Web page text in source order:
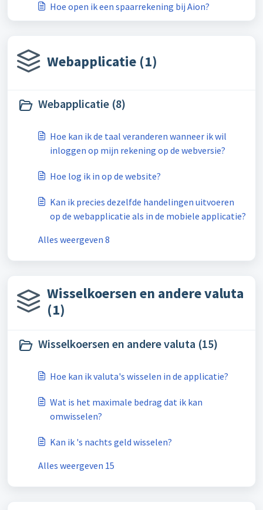
Hoe open ik een spaarrekening bij Aion?
Webapplicatie (1)
Webapplicatie (8)
Hoe kan ik de taal veranderen wanneer ik wil
inloggen op mijn rekening op de webversie?
Hoe log ik in op de website?
Kan ik precies dezelfde handelingen uitvoeren
op de webapplicatie als in de mobiele applicatie?
Alles weergeven 8
Wisselkoersen en andere valuta
(1)
Wisselkoersen en andere valuta (15)
Hoe kan ik valuta's wisselen in de applicatie?
Wat is het maximale bedrag dat ik kan
omwisselen?
Kan ik 's nachts geld wisselen?
Alles weergeven 15